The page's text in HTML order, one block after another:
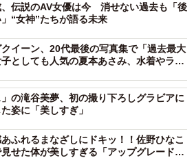
伝説のAV女優は今 消せない過去も「後
“女神”たちが語る未来
イーン、20代最後の写真集で「過去最大
としても人気の夏本あさみ、水着やラン
」の滝谷美夢、初の撮り下ろしグラビアに
姿に「美しすぎ」
ふれるまなざしにドキッ！！佐野ひなこ
せた体が美しすぎる「アップグレードし